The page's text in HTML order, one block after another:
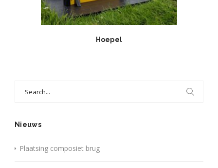
Hoepel
Nieuws
Plaatsing composiet brug